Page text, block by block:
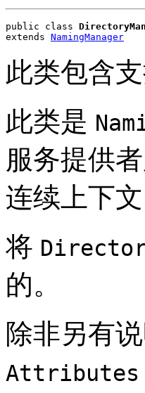
public class
extends NamingManager
此类包含
此类是
服务提供
连续上下文
将
的。
除非另有
Attributes